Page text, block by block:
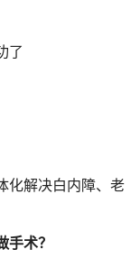
了
化解决白内障、老
术？